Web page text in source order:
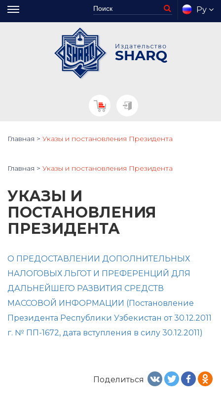
Ру
Главная > Указы и постановления Президента
Главная > Указы и постановления Президента
УКАЗЫ И
ПОСТАНОВЛЕНИЯ
ПРЕЗИДЕНТА
О ПРЕДОСТАВЛЕНИИ ДОПОЛНИТЕЛЬНЫХ
НАЛОГОВЫХ ЛЬГОТ И ПРЕФЕРЕНЦИЙ ДЛЯ
ДАЛЬНЕЙШЕГО РАЗВИТИЯ СРЕДСТВ
МАССОВОЙ ИНФОРМАЦИИ (Постановление
Президента Республики Узбекистан от 30.12.2011
г. № ПП-1672, дата вступления в силу 30.12.2011)
Поделиться